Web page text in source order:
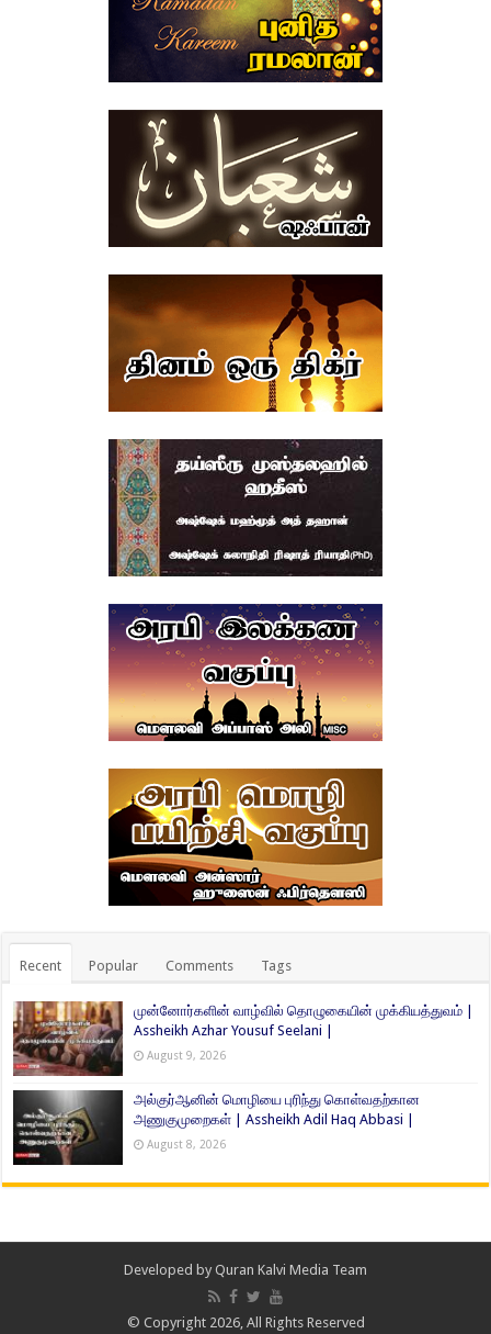
Recent Popular Comments Tags
முன்னோர்களின் வாழ்வில் தொழுகையின் முக்கியத்துவம் |
Assheikh Azhar Yousuf Seelani |
August 9, 2026
அல்குர்ஆனின் மொழியை புரிந்து கொள்வதற்கான
அணுகுமுறைகள் | Assheikh Adil Haq Abbasi |
August 8, 2026
Developed by Quran Kalvi Media Team
© Copyright 2026, All Rights Reserved